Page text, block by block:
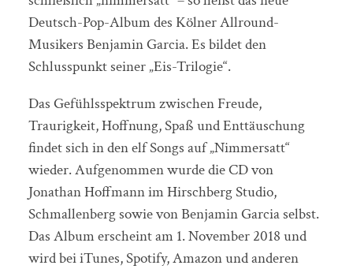
Deutsch-Pop-Album des Kölner Allround-
Musikers Benjamin Garcia. Es bildet den
Schlusspunkt seiner „Eis-Trilogie“.
Das Gefühlsspektrum zwischen Freude,
Traurigkeit, Hoffnung, Spaß und Enttäuschung
findet sich in den elf Songs auf „Nimmersatt“
wieder. Aufgenommen wurde die CD von
Jonathan Hoffmann im Hirschberg Studio,
Schmallenberg sowie von Benjamin Garcia selbst.
Das Album erscheint am 1. November 2018 und
wird bei iTunes, Spotify, Amazon und anderen